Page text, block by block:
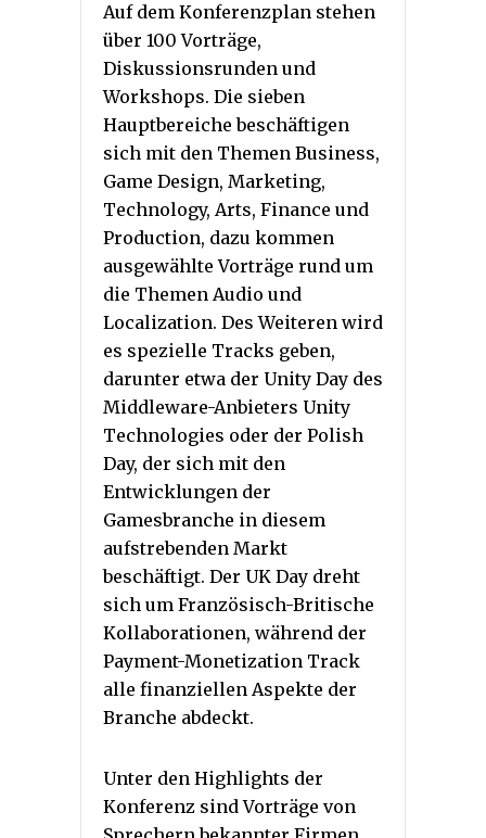
Auf dem Konferenzplan stehen
über 100 Vorträge,
Diskussionsrunden und
Workshops. Die sieben
Hauptbereiche beschäftigen
sich mit den Themen Business,
Game Design, Marketing,
Technology, Arts, Finance und
Production, dazu kommen
ausgewählte Vorträge rund um
die Themen Audio und
Localization. Des Weiteren wird
es spezielle Tracks geben,
darunter etwa der Unity Day des
Middleware-Anbieters Unity
Technologies oder der Polish
Day, der sich mit den
Entwicklungen der
Gamesbranche in diesem
aufstrebenden Markt
beschäftigt. Der UK Day dreht
sich um Französisch-Britische
Kollaborationen, während der
Payment-Monetization Track
alle finanziellen Aspekte der
Branche abdeckt.
Unter den Highlights der
Konferenz sind Vorträge von